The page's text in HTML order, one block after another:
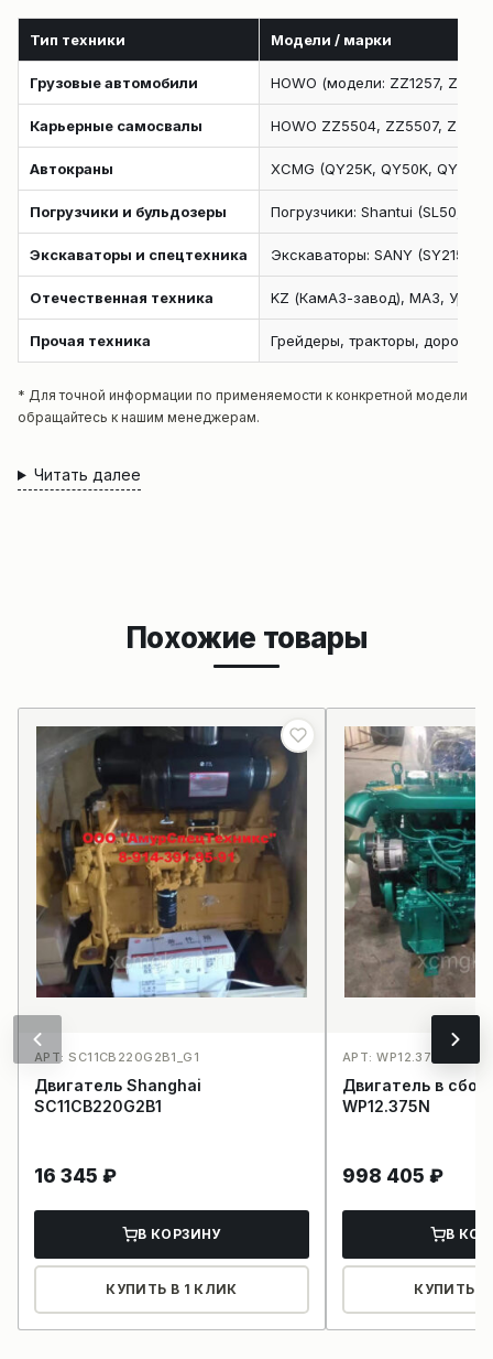
Тип техники Модели / марки
Грузовые автомобили HOWO (модели: ZZ1257,
Карьерные самосвалы HOWO ZZ5504, ZZ5507,
Автокраны XCMG (QY25K, QY50K,
Погрузчики и бульдозеры Погрузчики: Shantui (SL50,
Экскаваторы и спецтехника Экскаваторы: SANY (SY215,
Отечественная техника KZ (КамАЗ-завод), МАЗ, Урал
Прочая техника Грейдеры, тракторы,
* Для точной информации по применяемости к конкретной модели
обращайтесь к нашим менеджерам.
Читать далее
Похожие товары
АРТ: SC11CB220G2B1_G1
Двигатель Shanghai
SC11CB220G2B1
16 345 ₽
В КОРЗИНУ
КУПИТЬ В 1 КЛИК
АРТ: WP12.375N_J1
Двигатель в
WP12.375N
998 405 ₽
В
КУПИТЬ В